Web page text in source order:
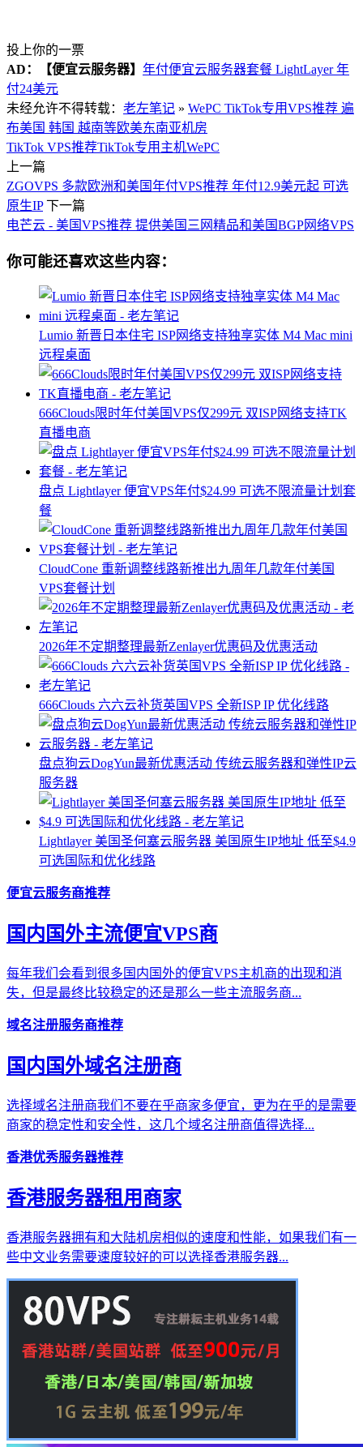
投上你的一票
AD：
【便宜云服务器】 年付便宜云服务器套餐 LightLayer 年
付24美元
未经允许不得转载： 老左笔记 » WePC TikTok专用VPS推荐 遍
布美国 韩国 越南等欧美东南亚机房
TikTok VPS推荐TikTok专用主机WePC
上一篇
ZGOVPS 多款欧洲和美国年付VPS推荐 年付12.9美元起 可选
原生IP 下一篇
电芒云 - 美国VPS推荐 提供美国三网精品和美国BGP网络VPS
你可能还喜欢这些内容：
Lumio 新晋日本住宅 ISP网络支持独享实体 M4 Mac mini
远程桌面
666Clouds限时年付美国VPS仅299元 双ISP网络支持TK
直播电商
盘点 Lightlayer 便宜VPS年付$24.99 可选不限流量计划套
餐
CloudCone 重新调整线路新推出九周年几款年付美国
VPS套餐计划
2026年不定期整理最新Zenlayer优惠码及优惠活动
666Clouds 六六云补货英国VPS 全新ISP IP 优化线路
盘点狗云DogYun最新优惠活动 传统云服务器和弹性IP云
服务器
Lightlayer 美国圣何塞云服务器 美国原生IP地址 低至$4.9
可选国际和优化线路
便宜云服务商推荐
国内国外主流便宜VPS商
每年我们会看到很多国内国外的便宜VPS主机商的出现和消
失，但是最终比较稳定的还是那么一些主流服务商...
域名注册服务商推荐
国内国外域名注册商
选择域名注册商我们不要在乎商家多便宜，更为在乎的是需要
商家的稳定性和安全性，这几个域名注册商值得选择...
香港优秀服务器推荐
香港服务器租用商家
香港服务器拥有和大陆机房相似的速度和性能，如果我们有一
些中文业务需要速度较好的可以选择香港服务器...